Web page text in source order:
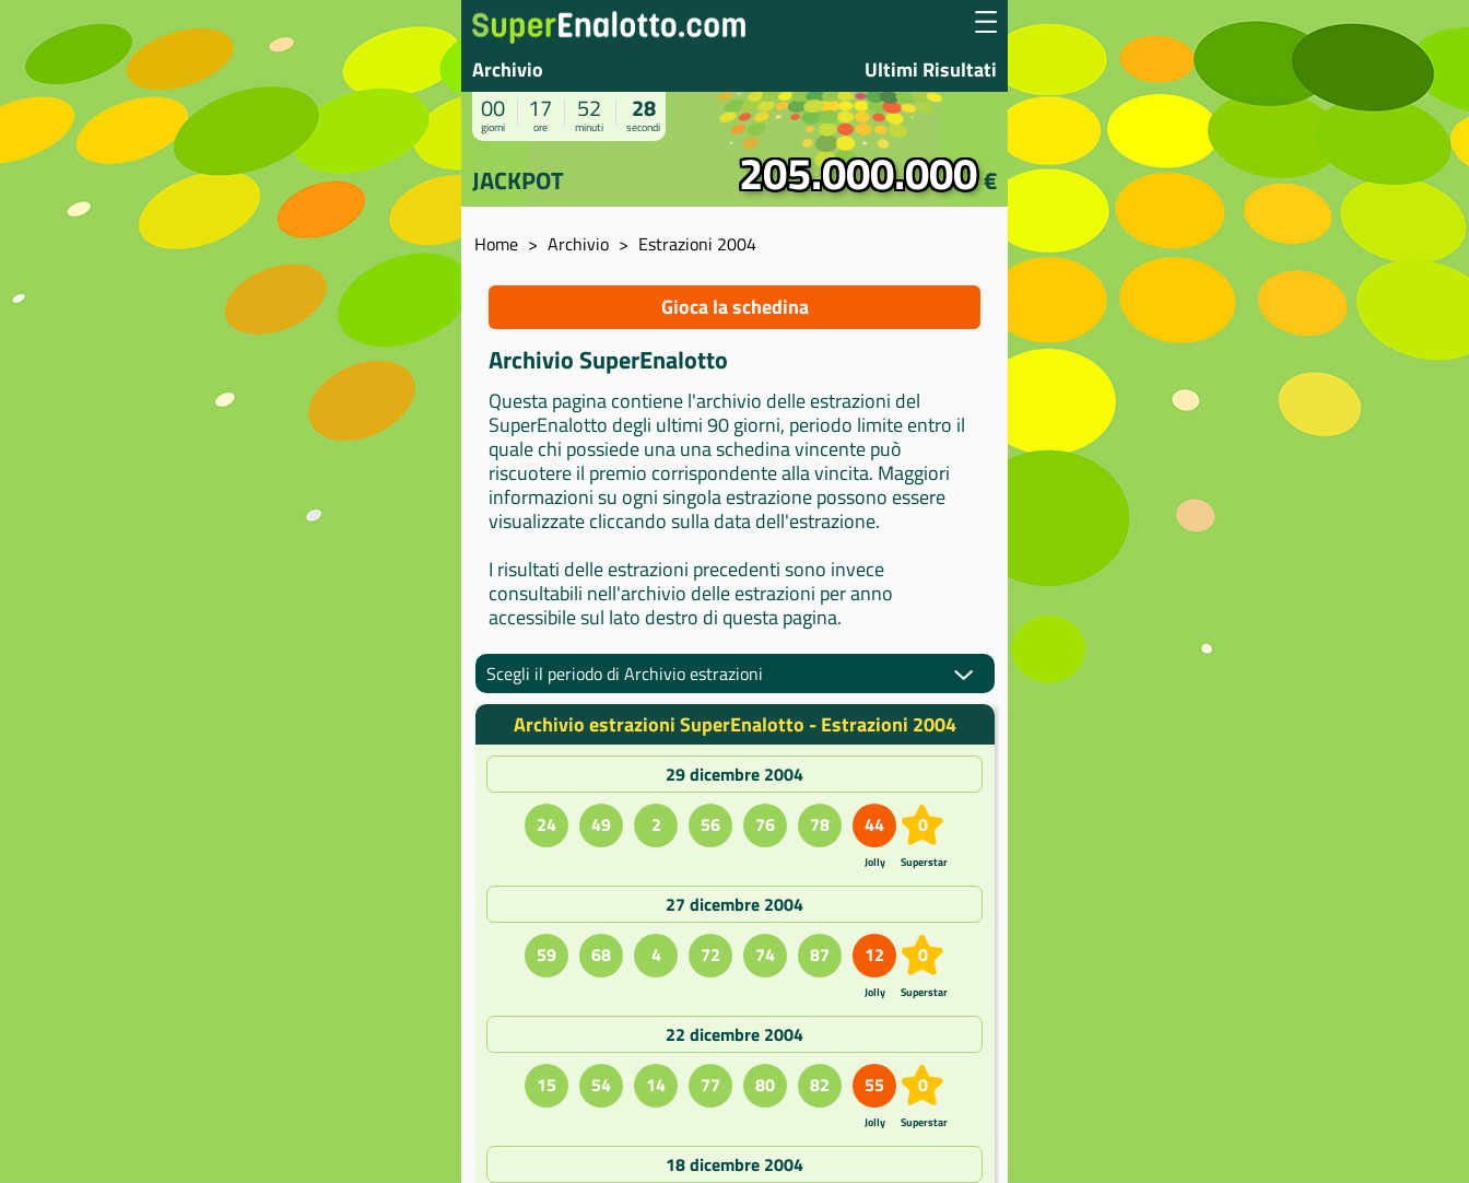
Archivio Ultimi Risultati
00
giorni
17
ore
52
minuti
27
secondi
JACKPOT 205.000.000€
Home Archivio Estrazioni 2004
Gioca la schedina
Archivio SuperEnalotto
Questa pagina contiene l'archivio delle estrazioni del
SuperEnalotto degli ultimi 90 giorni, periodo limite entro il
quale chi possiede una una schedina vincente può
riscuotere il premio corrispondente alla vincita. Maggiori
informazioni su ogni singola estrazione possono essere
visualizzate cliccando sulla data dell'estrazione.
I risultati delle estrazioni precedenti sono invece
consultabili nell'archivio delle estrazioni per anno
accessibile sul lato destro di questa pagina.
Scegli il periodo di Archivio estrazioni
Archivio estrazioni SuperEnalotto - Estrazioni 2004
29 dicembre 2004
24
49 2 56 76 78 44
Jolly
0
Superstar
27 dicembre 2004
59
68 4 72 74 87 12
Jolly
0
Superstar
22 dicembre 2004
15
54 14 77 80 82 55
Jolly
0
Superstar
18 dicembre 2004